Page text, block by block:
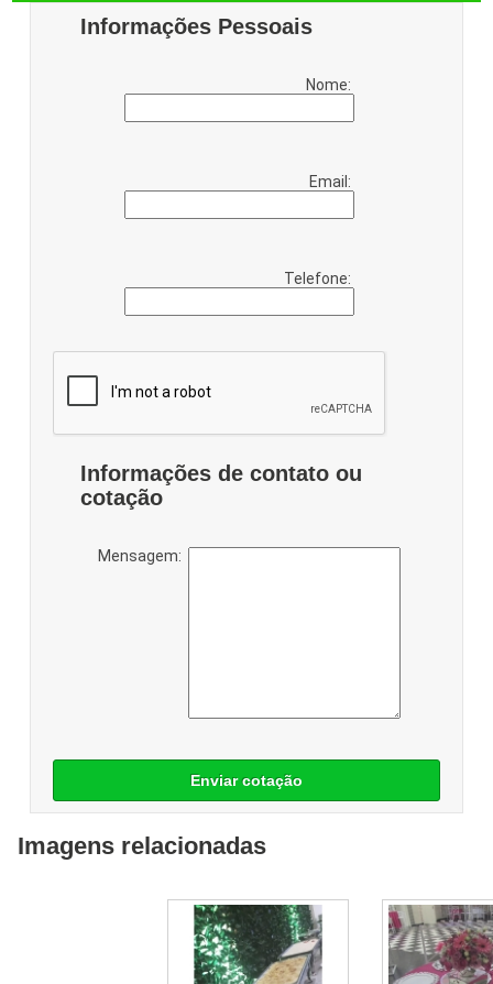
Informações Pessoais
Nome:
Email:
Telefone:
Informações de contato ou
cotação
Mensagem:
Enviar cotação
Imagens relacionadas